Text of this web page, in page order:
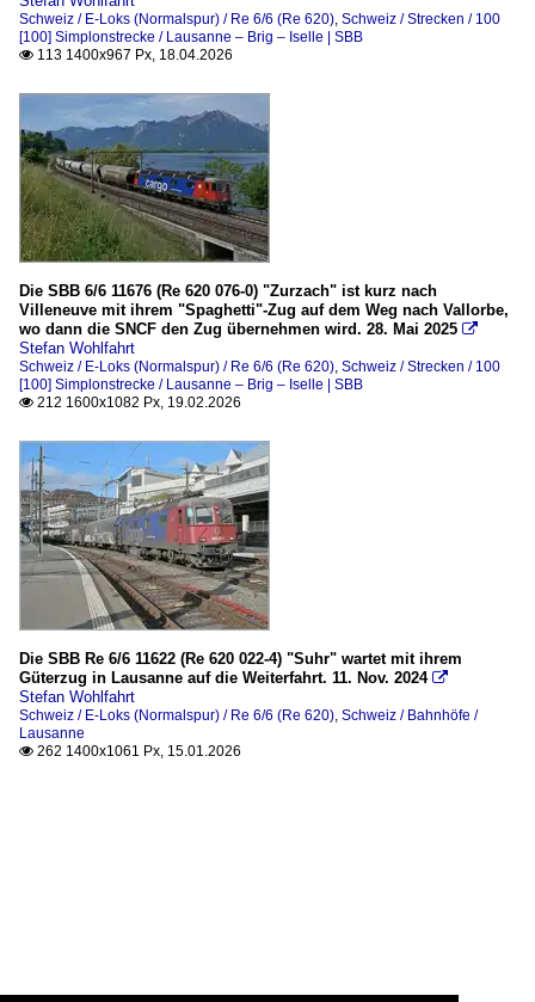
Schweiz / E-Loks (Normalspur) / Re 6/6 (Re 620), Schweiz / Strecken / 100
[100] Simplonstrecke / Lausanne – Brig – Iselle | SBB
 113 1400x967 Px, 18.04.2026
Die SBB 6/6 11676 (Re 620 076-0) "Zurzach" ist kurz nach
Villeneuve mit ihrem "Spaghetti"-Zug auf dem Weg nach Vallorbe,
wo dann die SNCF den Zug übernehmen wird. 28. Mai 2025 
Stefan Wohlfahrt
Schweiz / E-Loks (Normalspur) / Re 6/6 (Re 620), Schweiz / Strecken / 100
[100] Simplonstrecke / Lausanne – Brig – Iselle | SBB
 212 1600x1082 Px, 19.02.2026
Die SBB Re 6/6 11622 (Re 620 022-4) "Suhr" wartet mit ihrem
Güterzug in Lausanne auf die Weiterfahrt. 11. Nov. 2024 
Stefan Wohlfahrt
Schweiz / E-Loks (Normalspur) / Re 6/6 (Re 620), Schweiz / Bahnhöfe /
Lausanne
 262 1400x1061 Px, 15.01.2026